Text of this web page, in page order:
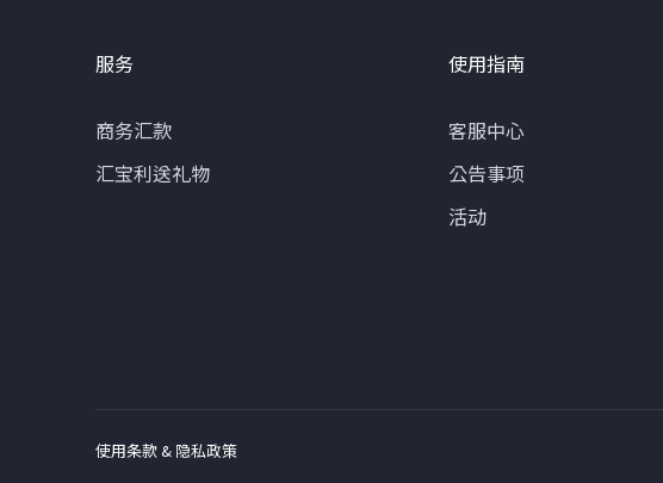
服务
商务汇款
汇宝利送礼物
使用指南
客服中心
公告事项
活动
使用条款 & 隐私政策